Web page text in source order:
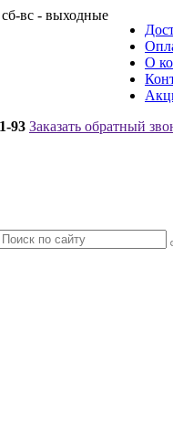
вс - выходные
О
93 Заказать обратный